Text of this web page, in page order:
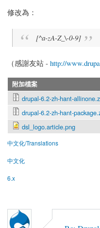
修改為：
[^a-zA-Z_\-0-9]
（感謝友站 - http://
附加檔案
drupal-6.2-zh-hant-
drupal-6.2-zh-hant-
dsl_logo.article.png
中文化/Translations
中文化
6.x